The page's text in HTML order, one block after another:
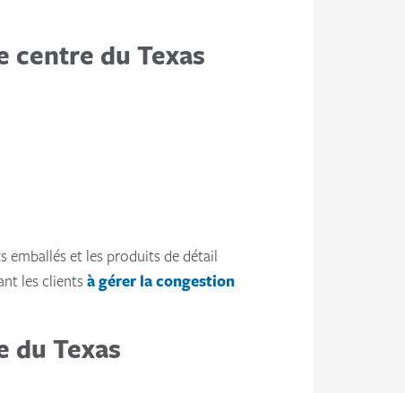
centre du Texas
emballés et les produits de détail
les clientsà gérer la congestion
du Texas